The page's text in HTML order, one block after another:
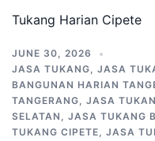
Tukang Harian Cipete
JUNE 30, 2026
JASA TUKANG, JASA
BANGUNAN HARIAN
TANGERANG, JASA
SELATAN , JASA TUKANG
TUKANG CIPETE, JASA